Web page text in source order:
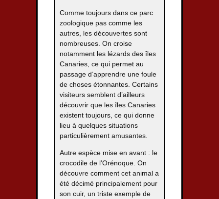
Comme toujours dans ce parc
zoologique pas comme les
autres, les découvertes sont
nombreuses. On croise
notamment les lézards des îles
Canaries, ce qui permet au
passage d’apprendre une foule
de choses étonnantes. Certains
visiteurs semblent d’ailleurs
découvrir que les îles Canaries
existent toujours, ce qui donne
lieu à quelques situations
particulièrement amusantes.
Autre espèce mise en avant : le
crocodile de l’Orénoque. On
découvre comment cet animal a
été décimé principalement pour
son cuir, un triste exemple de